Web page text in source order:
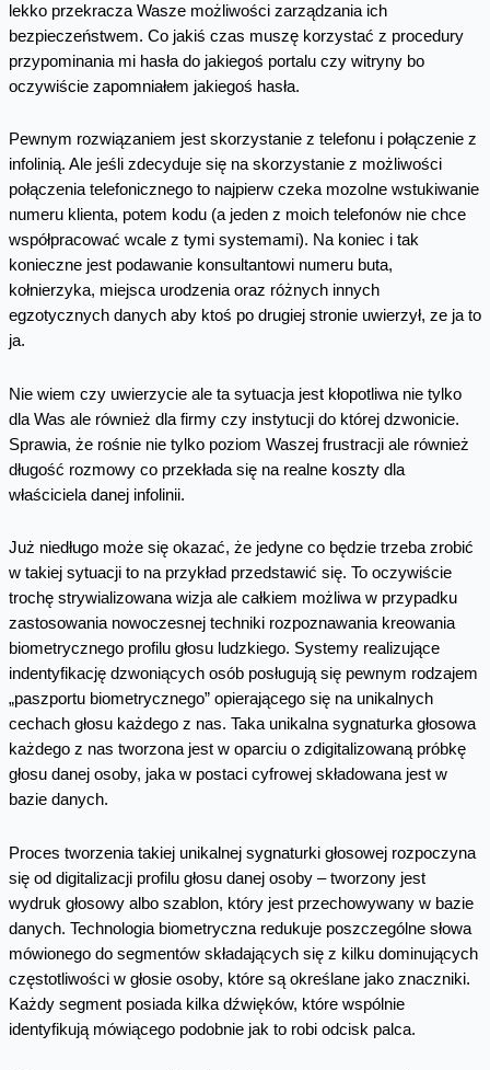
lekko przekracza Wasze możliwości zarządzania ich
bezpieczeństwem. Co jakiś czas muszę korzystać z procedury
przypominania mi hasła do jakiegoś portalu czy witryny bo
oczywiście zapomniałem jakiegoś hasła.
Pewnym rozwiązaniem jest skorzystanie z telefonu i połączenie z
infolinią. Ale jeśli zdecyduje się na skorzystanie z możliwości
połączenia telefonicznego to najpierw czeka mozolne wstukiwanie
numeru klienta, potem kodu (a jeden z moich telefonów nie chce
współpracować wcale z tymi systemami). Na koniec i tak
konieczne jest podawanie konsultantowi numeru buta,
kołnierzyka, miejsca urodzenia oraz różnych innych
egzotycznych danych aby ktoś po drugiej stronie uwierzył, ze ja to
ja.
Nie wiem czy uwierzycie ale ta sytuacja jest kłopotliwa nie tylko
dla Was ale również dla firmy czy instytucji do której dzwonicie.
Sprawia, że rośnie nie tylko poziom Waszej frustracji ale również
długość rozmowy co przekłada się na realne koszty dla
właściciela danej infolinii.
Już niedługo może się okazać, że jedyne co będzie trzeba zrobić
w takiej sytuacji to na przykład przedstawić się. To oczywiście
trochę strywializowana wizja ale całkiem możliwa w przypadku
zastosowania nowoczesnej techniki rozpoznawania kreowania
biometrycznego profilu głosu ludzkiego. Systemy realizujące
indentyfikację dzwoniących osób posługują się pewnym rodzajem
„paszportu biometrycznego” opierającego się na unikalnych
cechach głosu każdego z nas. Taka unikalna sygnaturka głosowa
każdego z nas tworzona jest w oparciu o zdigitalizowaną próbkę
głosu danej osoby, jaka w postaci cyfrowej składowana jest w
bazie danych.
Proces tworzenia takiej unikalnej sygnaturki głosowej rozpoczyna
się od digitalizacji profilu głosu danej osoby – tworzony jest
wydruk głosowy albo szablon, który jest przechowywany w bazie
danych. Technologia biometryczna redukuje poszczególne słowa
mówionego do segmentów składających się z kilku dominujących
częstotliwości w głosie osoby, które są określane jako znaczniki.
Każdy segment posiada kilka dźwięków, które wspólnie
identyfikują mówiącego podobnie jak to robi odcisk palca.